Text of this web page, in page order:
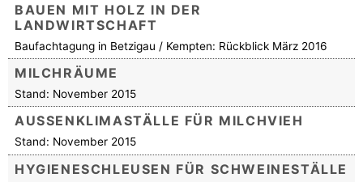
BAUEN MIT HOLZ IN DER
LANDWIRTSCHAFT
Baufachtagung in Betzigau / Kempten: Rückblick März 2016
MILCHRÄUME
Stand: November 2015
AUSSENKLIMASTÄLLE FÜR MILCHVIEH
Stand: November 2015
HYGIENESCHLEUSEN FÜR SCHWEINESTÄLLE